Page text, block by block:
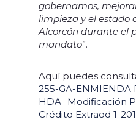
gobernamos,
limpieza y el estado
Alcorcón durante el
mandato”.
Aquí puedes
255-GA-ENMIENDA
HDA- Modificación
Crédito Extraod 1-